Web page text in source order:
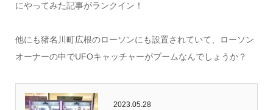
にやってみた記事がランクイン！
他にも猪名川町広根のローソンにも設置されていて、ローソン
オーナーの中でUFOキャッチャーがブームなんでしょうか？
2023.05.28